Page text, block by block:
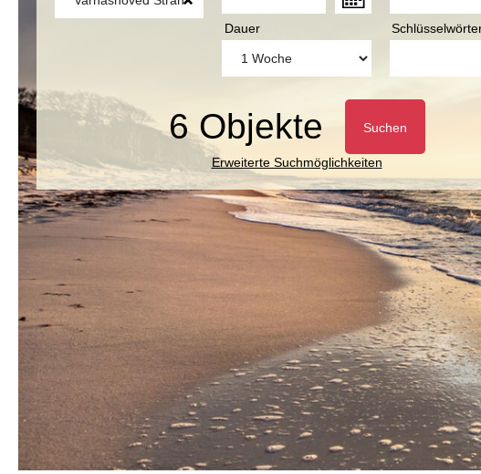
Dauer
6 Objekte Suchen
Erweiterte Suchmöglichkeiten